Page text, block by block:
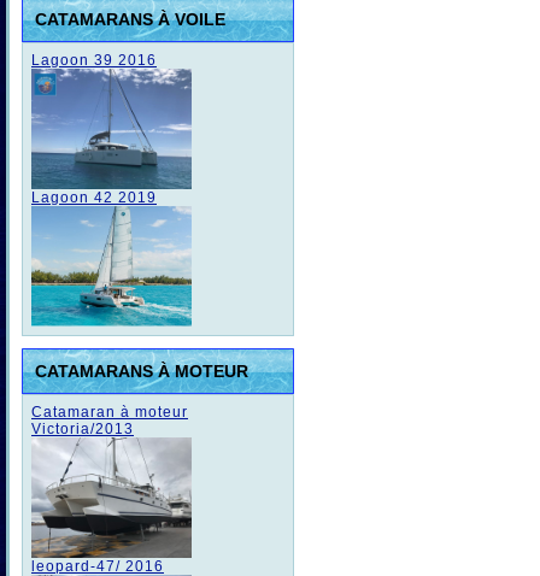
CATAMARANS À VOILE
Lagoon 39 2016
Lagoon 42 2019
CATAMARANS À MOTEUR
Catamaran à moteur
Victoria/2013
leopard-47/ 2016